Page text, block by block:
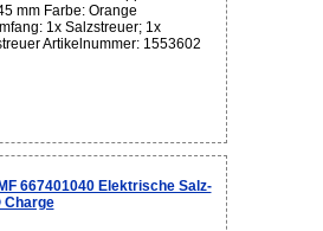
mm Farbe: Orange
1x Salzstreuer; 1x
Artikelnummer: 1553602
667401040 Elektrische Salz-
Charge